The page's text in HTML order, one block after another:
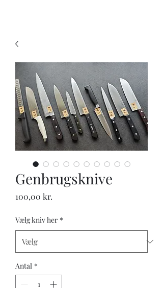
Genbrugsknive
100,00 kr.
Vælg kniv her *
Antal *